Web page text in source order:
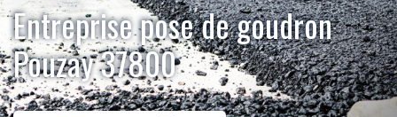
Entreprise pose de goudron
Pouzay 37800